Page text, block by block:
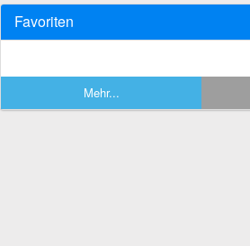
Favoriten
Mehr...